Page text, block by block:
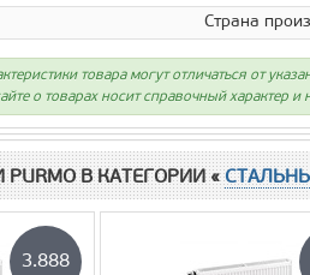
Страна
товара могут отличаться от
о товарах носит справочный характер
В КАТЕГОРИИ «
3.888